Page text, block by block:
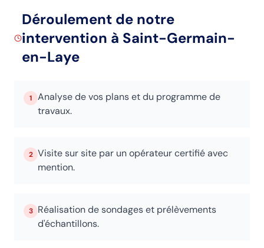
Déroulement de notre
intervention à Saint-Germain-
en-Laye
1
Analyse de vos plans et du programme de
travaux.
2 Visite sur site par un opérateur certifié avec
mention.
3 Réalisation de sondages et prélèvements
d'échantillons.